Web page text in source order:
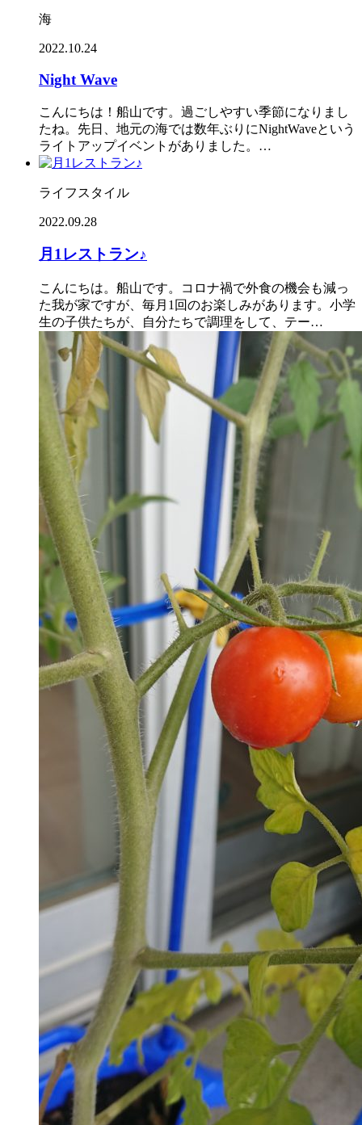
海
2022.10.24
Night Wave
こんにちは！船山です。過ごしやすい季節になりまし
たね。先日、地元の海では数年ぶりにNightWaveという
ライトアップイベントがありました。…
ライフスタイル
2022.09.28
月1レストラン♪
こんにちは。船山です。コロナ禍で外食の機会も減っ
た我が家ですが、毎月1回のお楽しみがあります。小学
生の子供たちが、自分たちで調理をして、テー…